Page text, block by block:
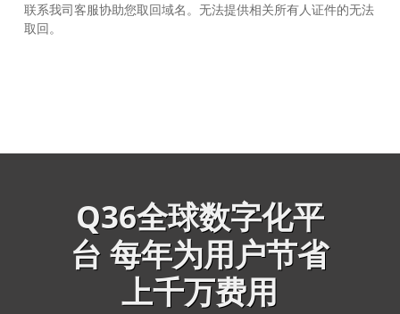
联系我司客服协助您取回域名。无法提供相关所有人证件的无法
取回。
Q36全球数字化平
台 每年为用户节省
上千万费用